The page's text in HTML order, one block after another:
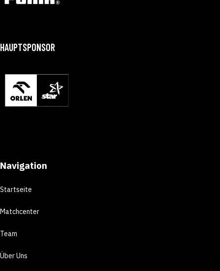
HAUPTSPONSOR
Navigation
Startseite
Matchcenter
Team
Über Uns